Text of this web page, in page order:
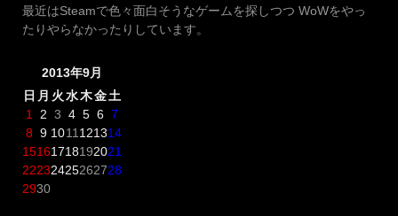
最近はSteamで色々面白そうなゲームを探しつつ WoWをやっ
たりやらなかったりしています。
2013年9月
日 月 火水木金土
1
2 3 4 5 6 7
8 9 1011 121314
15161718192021
22232425262728
2930